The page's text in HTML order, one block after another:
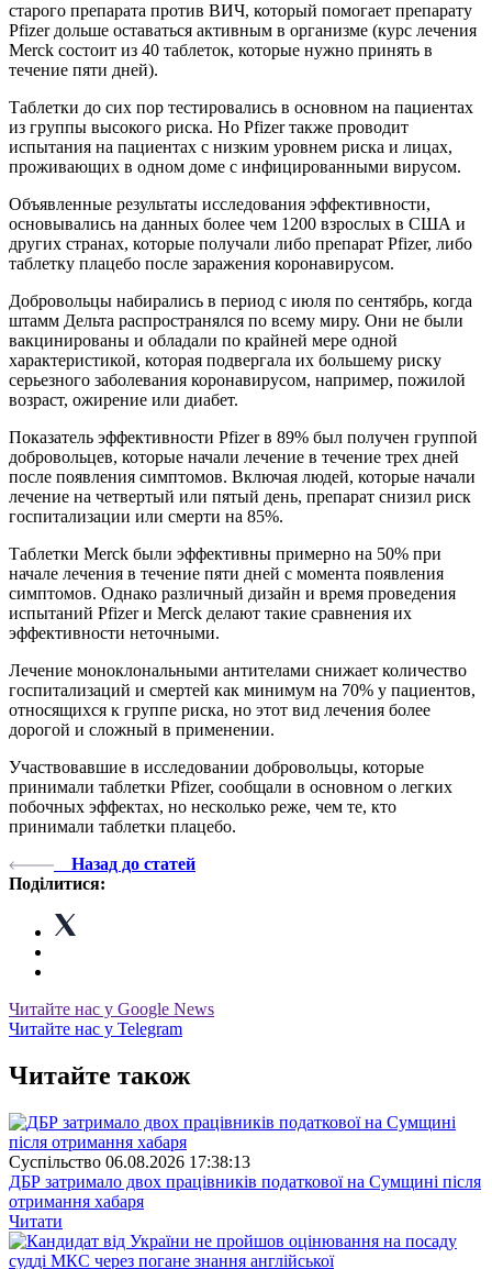
старого препарата против ВИЧ, который помогает препарату
Pfizer дольше оставаться активным в организме (курс лечения
Merck состоит из 40 таблеток, которые нужно принять в
течение пяти дней).
Таблетки до сих пор тестировались в основном на пациентах
из группы высокого риска. Но Pfizer также проводит
испытания на пациентах с низким уровнем риска и лицах,
проживающих в одном доме с инфицированными вирусом.
Объявленные результаты исследования эффективности,
основывались на данных более чем 1200 взрослых в США и ​
других странах, которые получали либо препарат Pfizer, либо
таблетку плацебо после заражения коронавирусом.
Добровольцы набирались в период с июля по сентябрь, когда
штамм Дельта распространялся по всему миру. Они не были
вакцинированы и обладали по крайней мере одной
характеристикой, которая подвергала их большему риску
серьезного заболевания коронавирусом, например, пожилой
возраст, ожирение или диабет.
Показатель эффективности Pfizer в 89% был получен группой
добровольцев, которые начали лечение в течение трех дней
после появления симптомов. Включая людей, которые начали
лечение на четвертый или пятый день, препарат снизил риск
госпитализации или смерти на 85%.
Таблетки Merck были эффективны примерно на 50% при
начале лечения в течение пяти дней с момента появления
симптомов. Однако различный дизайн и время проведения
испытаний Pfizer и Merck делают такие сравнения их
эффективности неточными.
Лечение моноклональными антителами снижает количество
госпитализаций и смертей как минимум на 70% у пациентов,
относящихся к группе риска, но этот вид лечения более
дорогой и сложный в применении.
Участвовавшие в исследовании добровольцы, которые
принимали таблетки Pfizer, сообщали в основном о легких
побочных эффектах, но несколько реже, чем те, кто
принимали таблетки плацебо.
Назад до статей
Поділитися:
Читайте нас у Google News
Читайте нас у Telegram
Читайте також
Суспiльство 06.08.2026 17:38:13
ДБР затримало двох працівників податкової на Сумщині після
отримання хабаря
Читати